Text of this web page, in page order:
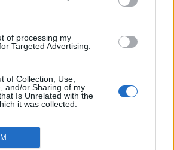
of processing my
Targeted Advertising.
of Collection, Use,
and/or Sharing of my
Is Unrelated with the
it was collected.